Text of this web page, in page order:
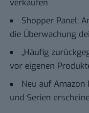
verkaufen
Shopper Panel:
die Überwachung
„Häufig
vor eigenen
Neu auf Amazon
und Serien